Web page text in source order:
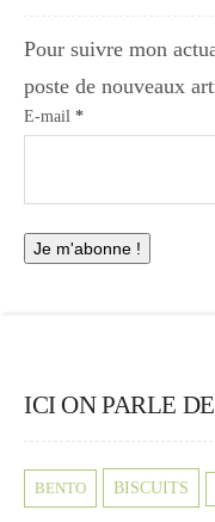
Pour suivre mon
poste de nouveaux
E-mail *
ICI ON PARLE
BENTO BISCUITS